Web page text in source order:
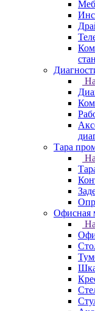
Тара
Офисная